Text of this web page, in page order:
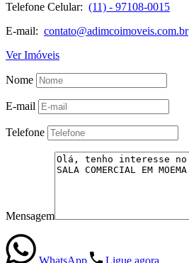
Telefone Celular: (11) - 97108-0015
E-mail: contato@adimcoimoveis.com.br
Ver Imóveis
Nome
E-mail
Telefone
Mensagem
WhatsApp Ligue agora